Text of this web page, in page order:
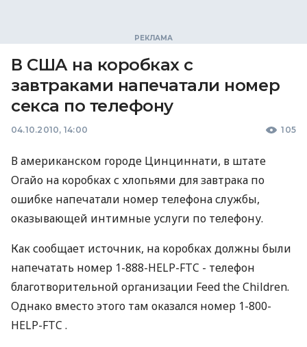
В США на коробках с
завтраками напечатали номер
секса по телефону
04.10.2010, 14:00 105
В американском городе Цинциннати, в штате
Огайо на коробках с хлопьями для завтрака по
ошибке напечатали номер телефона службы,
оказывающей интимные услуги по телефону.
Как сообщает источник, на коробках должны были
напечатать номер 1-888-HELP-FTC - телефон
благотворительной организации Feed the Children.
Однако вместо этого там оказался номер 1-800-
HELP-FTC .